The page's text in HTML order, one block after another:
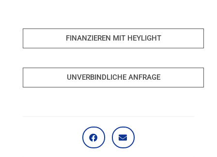
FINANZIEREN MIT HEYLIGHT
UNVERBINDLICHE ANFRAGE